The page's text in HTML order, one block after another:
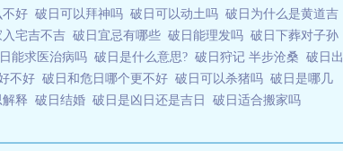
不好 破日可以拜神吗 破日可以动土吗 破日为什么是黄道吉
宅吉不吉 破日宜忌有哪些 破日能理发吗 破日下葬对子孙
能求医治病吗 破日是什么意思? 破日狩记 半步沧桑 破日出
不好 破日和危日哪个更不好 破日可以杀猪吗 破日是哪几
解释 破日结婚 破日是凶日还是吉日 破日适合搬家吗